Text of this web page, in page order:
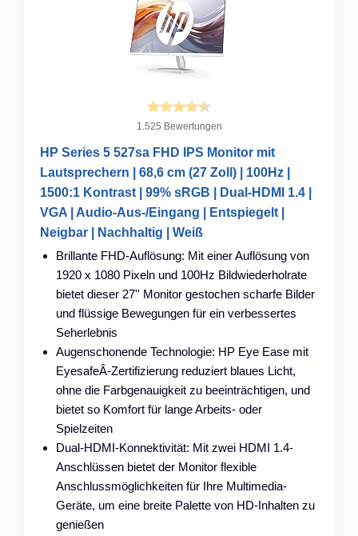
1.525 Bewertungen
HP Series 5 527sa FHD IPS Monitor mit
Lautsprechern | 68,6 cm (27 Zoll) | 100Hz |
1500:1 Kontrast | 99% sRGB | Dual-HDMI 1.4 |
VGA | Audio-Aus-/Eingang | Entspiegelt |
Neigbar | Nachhaltig | Weiß
Brillante FHD-Auflösung: Mit einer Auflösung von
1920 x 1080 Pixeln und 100Hz Bildwiederholrate
bietet dieser 27'' Monitor gestochen scharfe Bilder
und flüssige Bewegungen für ein verbessertes
Seherlebnis
Augenschonende Technologie: HP Eye Ease mit
EyesafeÂ-Zertifizierung reduziert blaues Licht,
ohne die Farbgenauigkeit zu beeinträchtigen, und
bietet so Komfort für lange Arbeits- oder
Spielzeiten
Dual-HDMI-Konnektivität: Mit zwei HDMI 1.4-
Anschlüssen bietet der Monitor flexible
Anschlussmöglichkeiten für Ihre Multimedia-
Geräte, um eine breite Palette von HD-Inhalten zu
genießen